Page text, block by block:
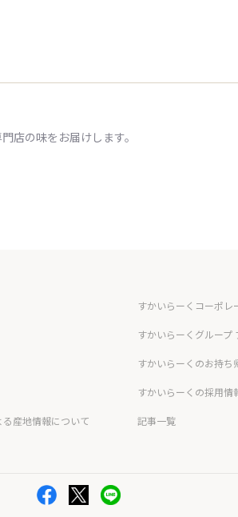
店の味をお届けします。
る産地情報について
すかいらーくコーポレ
すかいらーくグループ
すかいらーくのお持ち
すかいらーくの採用情
記事一覧